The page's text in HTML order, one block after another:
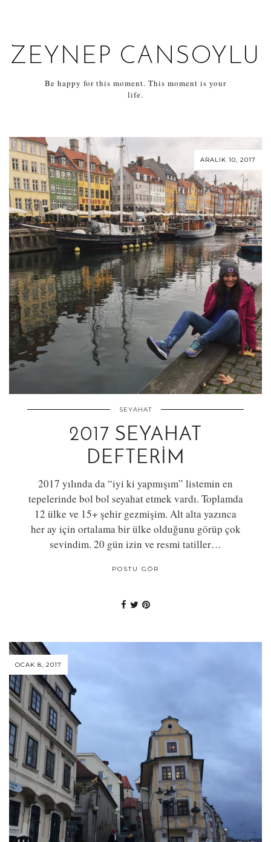
ZEYNEP CANSOYLU
Be happy for this moment. This moment is your
life.
ARALIK 10, 2017
SEYAHAT
2017 SEYAHAT
DEFTERIM
2017 yılında da “iyi ki yapmışım” listemin en
tepelerinde bol bol seyahat etmek vardı. Toplamda
12 ülke ve 15+ şehir gezmişim. Alt alta yazınca
her ay için ortalama bir ülke olduğunu görüp çok
sevindim. 20 gün izin ve resmi tatiller…
POSTU GÖR
OCAK 8, 2017